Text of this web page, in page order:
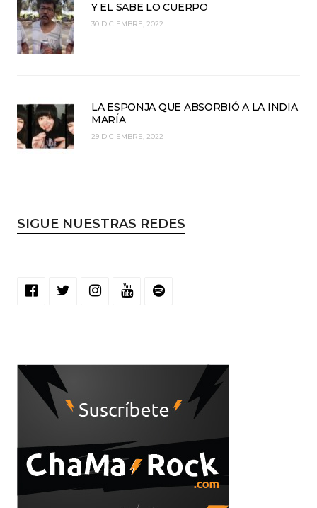
Y EL SABE LO CUERPO
30 DICIEMBRE, 2022
LA ESPONJA QUE ABSORBIÓ A LA INDIA
MARÍA
29 DICIEMBRE, 2022
SIGUE NUESTRAS REDES